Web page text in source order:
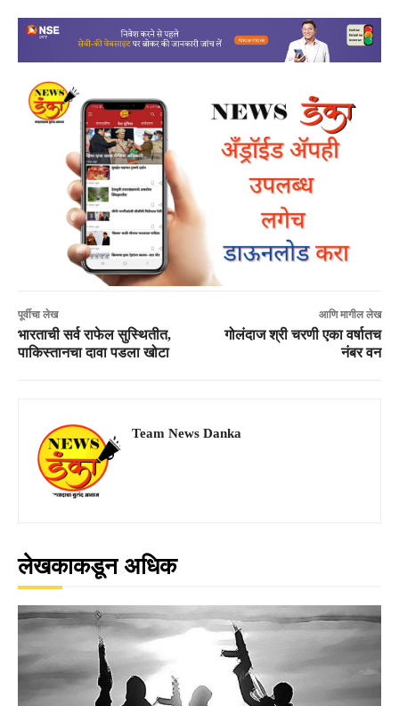
पूर्वीचा लेख
भारताची सर्व राफेल सुस्थितीत,
पाकिस्तानचा दावा पडला खोटा
आणि मागील लेख
गोलंदाज श्री चरणी एका वर्षातच
नंबर वन
Team News Danka
लेखकाकडून अधिक